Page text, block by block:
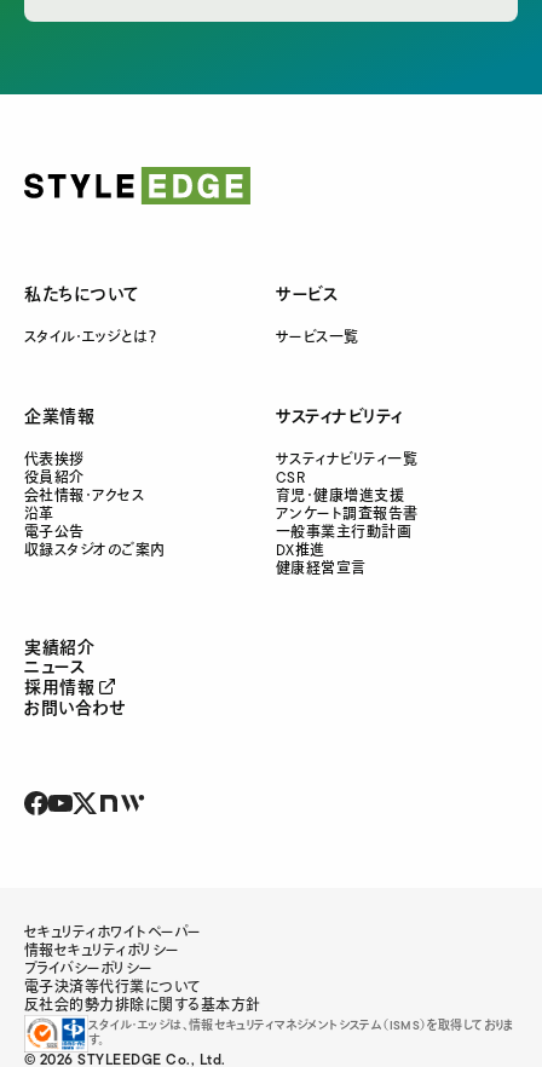
私たちについて
スタイル・エッジとは？
サービス
サービス一覧
企業情報
代表挨拶
役員紹介
会社情報・アクセス
沿革
電子公告
収録スタジオのご案内
サスティナビリティ
サスティナビリティ一覧
CSR
育児・健康増進支援
アンケート調査報告書
一般事業主行動計画
DX推進
健康経営宣言
実績紹介
ニュース
採用情報
お問い合わせ
セキュリティホワイトペーパー
情報セキュリティポリシー
プライバシーポリシー
電子決済等代行業について
反社会的勢力排除に関する基本方針
スタイル・エッジは、情報セキュリティマネジメントシステム（ISMS）を取得しておりま
す。
© 2026 STYLEEDGE Co., Ltd.